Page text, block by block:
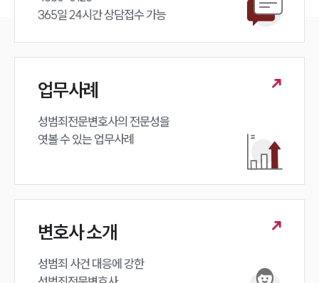
법률서식
뉴스레터/브로슈어
세미나
대륜법률상담예약
365일 24시간 상담접수 가능
업무사례
성범죄전문변호사의 전문성을
엿볼 수 있는 업무사례
변호사 소개
성범죄 사건 대응에 강한